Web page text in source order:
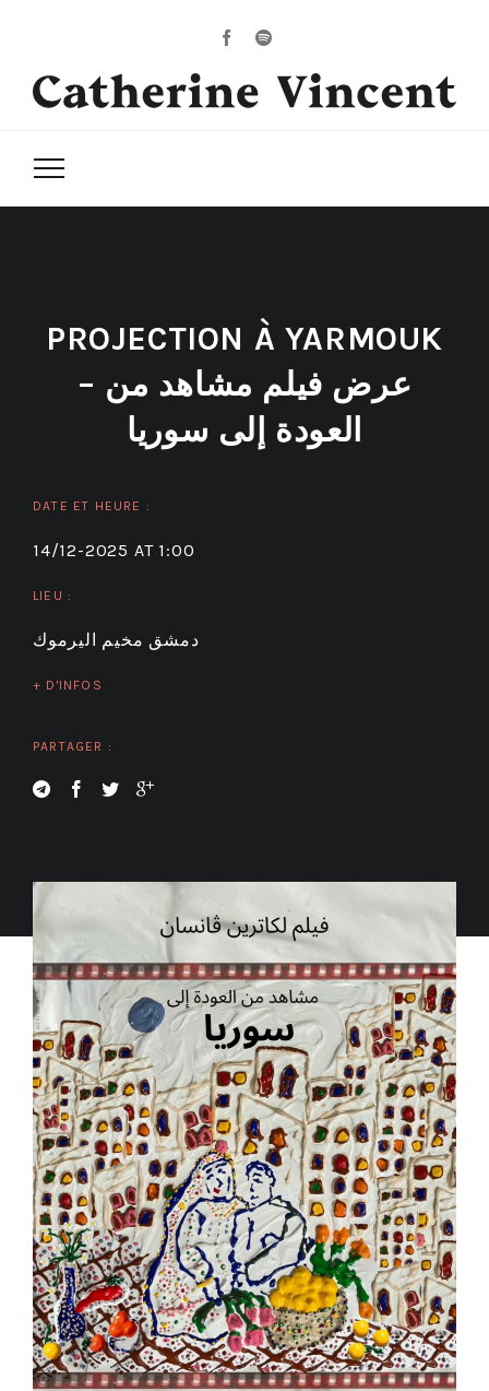
PROJECTION À YARMOUK
– عرض فيلم مشاهد من
العودة إلى سوريا
DATE ET HEURE :
14/12-2025 AT 1:00
LIEU :
دمشق مخيم اليرموك
+ D'INFOS
PARTAGER :